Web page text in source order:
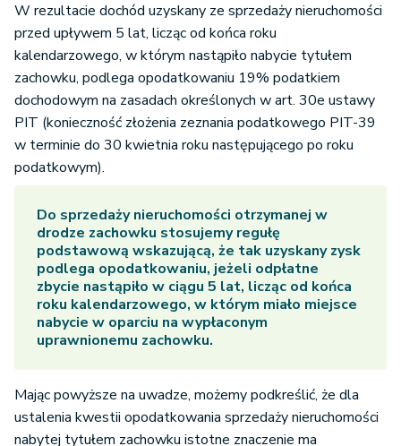
W rezultacie dochód uzyskany ze sprzedaży nieruchomości
przed upływem 5 lat, licząc od końca roku
kalendarzowego, w którym nastąpiło nabycie tytułem
zachowku, podlega opodatkowaniu 19% podatkiem
dochodowym na zasadach określonych w art. 30e ustawy
PIT (konieczność złożenia zeznania podatkowego PIT-39
w terminie do 30 kwietnia roku następującego po roku
podatkowym).
Do sprzedaży nieruchomości otrzymanej w
drodze zachowku stosujemy regułę
podstawową wskazującą, że tak uzyskany zysk
podlega opodatkowaniu, jeżeli odpłatne
zbycie nastąpiło w ciągu 5 lat, licząc od końca
roku kalendarzowego, w którym miało miejsce
nabycie w oparciu na wypłaconym
uprawnionemu zachowku.
Mając powyższe na uwadze, możemy podkreślić, że dla
ustalenia kwestii opodatkowania sprzedaży nieruchomości
nabytej tytułem zachowku istotne znaczenie ma